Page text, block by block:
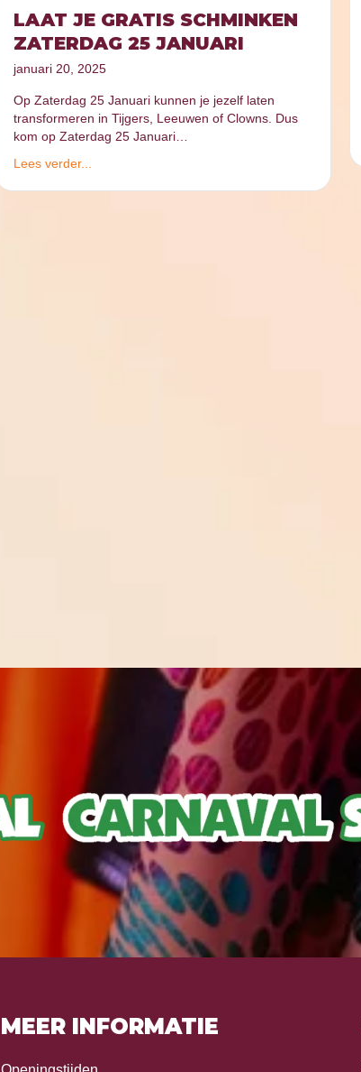
LAAT JE GRATIS SCHMINKEN
ZATERDAG 25 JANUARI
januari 20, 2025
Op Zaterdag 25 Januari kunnen je jezelf laten
transformeren in Tijgers, Leeuwen of Clowns. Dus
kom op Zaterdag 25 Januari…
Lees verder...
MEER INFORMATIE